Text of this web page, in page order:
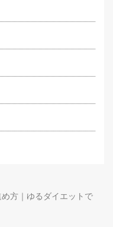
方｜ゆるダイエットで